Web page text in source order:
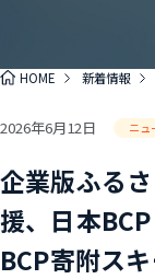
HOME 新着情報
2026年6月12日 ニュ
企業版ふる
援、日本
BCP寄附ス